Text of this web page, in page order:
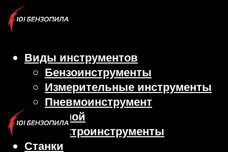
Виды инструментов
Бензоинструменты
Измерительные инструменты
Пневмоинструмент
Ручной
Электроинструменты
Станки